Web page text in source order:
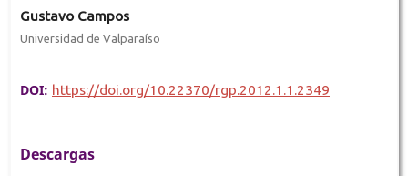
Gustavo Campos
Universidad de Valparaíso
DOI: https://doi.org/10.22370/rgp.2012.1.1.2349
Descargas